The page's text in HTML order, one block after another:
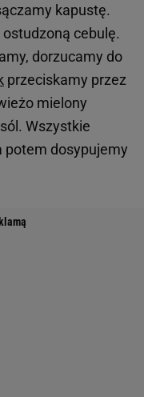
kapustę.
cebulę.
dorzucamy do
przeciskamy przez
mielony
Wszystkie
potem dosypujemy